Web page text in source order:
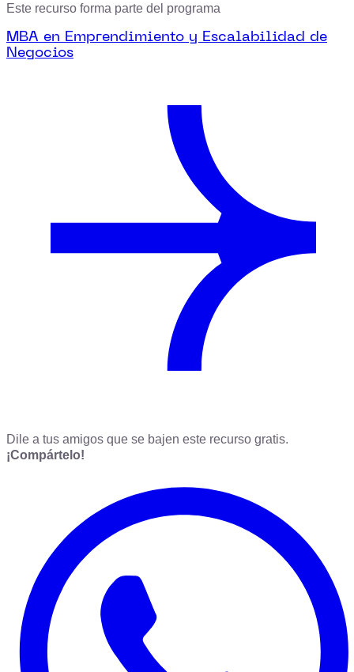
Este recurso forma parte del programa
MBA en Emprendimiento y Escalabilidad de
Negocios
Dile a tus amigos que se bajen este recurso gratis.
¡Compártelo!